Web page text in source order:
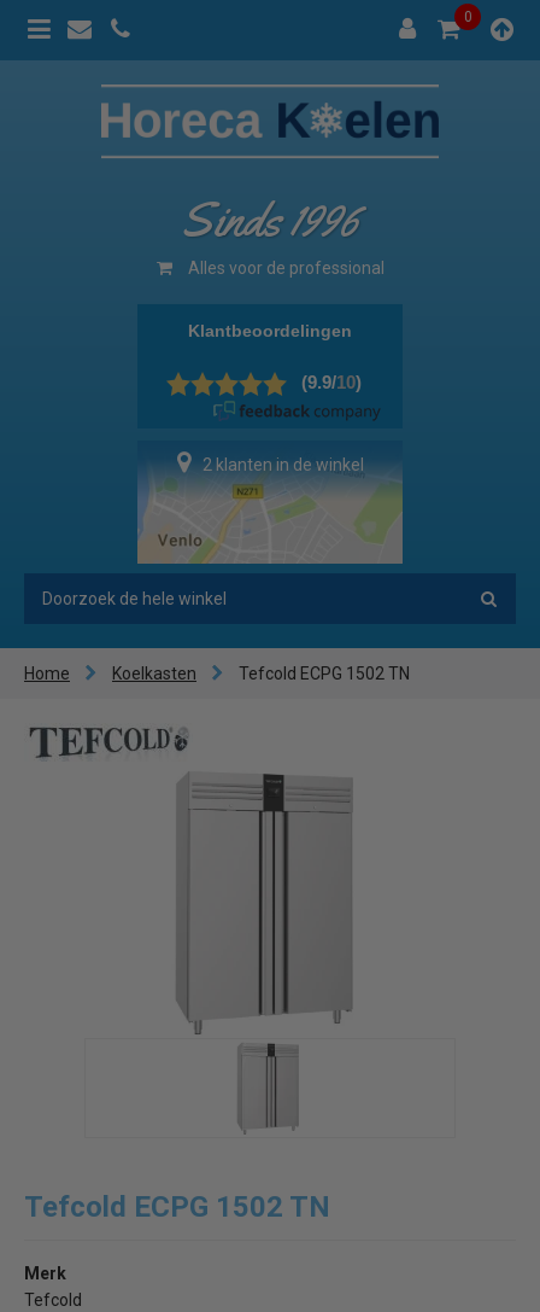
0
Sinds 1996
Alles voor de professional
2 klanten in de winkel
Home Koelkasten Tefcold ECPG 1502 TN
Tefcold ECPG 1502 TN
Merk
Tefcold